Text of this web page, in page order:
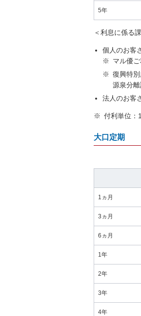
5年
＜利息に係る
個人のお客
※
マル優
※ 復興特
源泉分
法人のお客
※ 付利単位：
大口定期
1ヵ月
3ヵ月
6ヵ月
1年
2年
3年
4年